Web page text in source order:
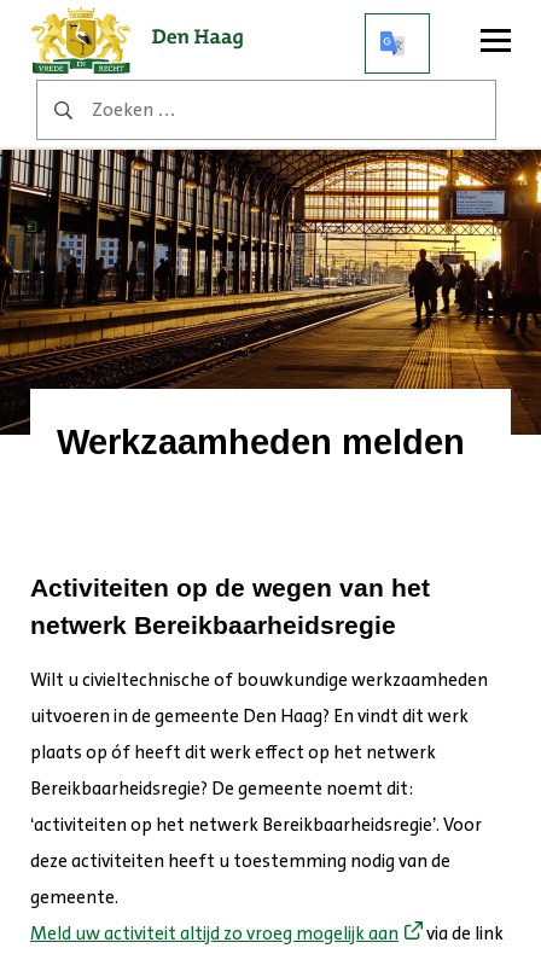
naar:
Open
Werkzaamheden melden
Activiteiten op de wegen van het
netwerk Bereikbaarheidsregie
Wilt u civieltechnische of bouwkundige werkzaamheden
uitvoeren in de gemeente Den Haag? En vindt dit werk
plaats op óf heeft dit werk effect op het netwerk
Bereikbaarheidsregie? De gemeente noemt dit:
‘activiteiten op het netwerk Bereikbaarheidsregie’. Voor
deze activiteiten heeft u toestemming nodig van de
gemeente.
Meld uw activiteit altijd zo vroeg mogelijk aan
via de link